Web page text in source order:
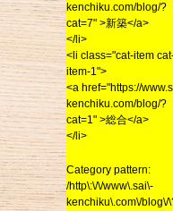
お申込は
から2
の1ヶ月
抽選は3
社1階シ
移築とはい
新規部材の方
kenchiku.com/blog/?
cat=7" >新築</a>
</li>
<li class="cat-item
item-1">
<a href="https://
kenchiku.com/blog/?
cat=1" >総合</a>
</li>
Category pattern:
/http\:\/\/www\.sai\-
kenchiku\.com\/blog\/